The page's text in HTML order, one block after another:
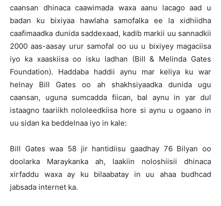
caansan dhinaca caawimada waxa aanu lacago aad u
badan ku bixiyaa hawlaha samofalka ee la xidhiidha
caafimaadka dunida saddexaad, kadib markii uu sannadkii
2000 aas-aasay urur samofal oo uu u bixiyey magaciisa
iyo ka xaaskiisa oo isku ladhan (Bill & Melinda Gates
Foundation). Haddaba haddii aynu mar keliya ku war
helnay Bill Gates oo ah shakhsiyaadka dunida ugu
caansan, uguna sumcadda fiican, bal aynu in yar dul
istaagno taariikh nololeedkiisa hore si aynu u ogaano in
uu sidan ka beddelnaa iyo in kale:
Bill Gates waa 58 jir hantidiisu gaadhay 76 Bilyan oo
doolarka Maraykanka ah, laakiin noloshiisii dhinaca
xirfaddu waxa ay ku bilaabatay in uu ahaa budhcad
jabsada internet ka.